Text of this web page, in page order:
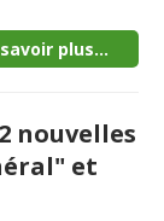
plus...
nouvelles
et